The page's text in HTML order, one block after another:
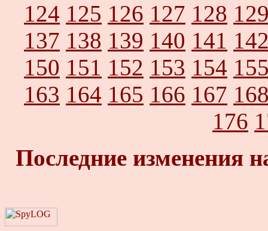
124 125 126 127 128
137 138 139 140 141
150 151 152 153 154
163 164 165 166 167
176
Последние изменения